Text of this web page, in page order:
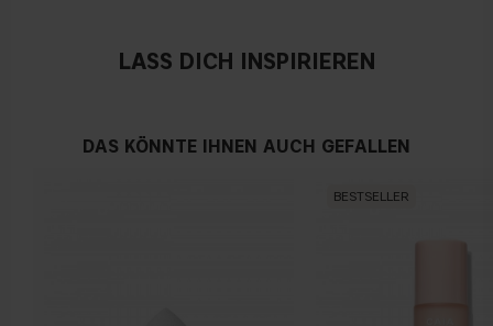
LASS DICH INSPIRIEREN
DAS KÖNNTE IHNEN AUCH GEFALLEN
BESTSELLER